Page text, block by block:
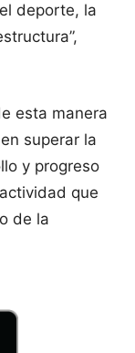
deporte, la
esta manera
superar la
y progreso
que
de la